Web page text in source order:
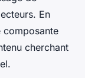
En
composante
cherchant